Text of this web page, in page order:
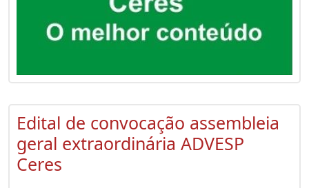
Edital de convocação assembleia
geral extraordinária ADVESP
Ceres